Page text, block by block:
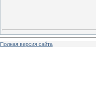
Полная версия сайта